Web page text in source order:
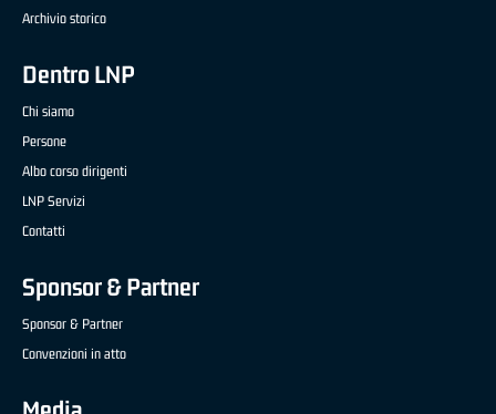
Archivio storico
Dentro LNP
Chi siamo
Persone
Albo corso dirigenti
LNP Servizi
Contatti
Sponsor & Partner
Sponsor & Partner
Convenzioni in atto